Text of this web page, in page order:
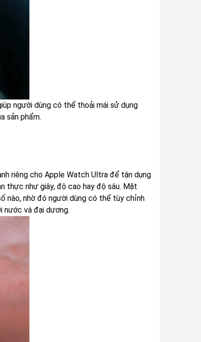
người dùng có thể thoải mái sử dụng
sản phẩm.
riêng cho Apple Watch Ultra để tận dụng
thực như giây, độ cao hay độ sâu. Mặt
nào, nhờ đó người dùng có thể tùy chỉnh
nước và đại dương.